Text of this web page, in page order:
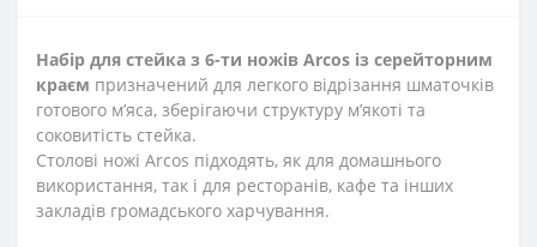
Набір для стейка з 6-ти ножів Arcos із серейторним
краєм призначений для легкого відрізання шматочків
готового м’яса, зберігаючи структуру м’якоті та
соковитість стейка.
Столові ножі Arcos підходять, як для домашнього
використання, так і для ресторанів, кафе та інших
закладів громадського харчування.